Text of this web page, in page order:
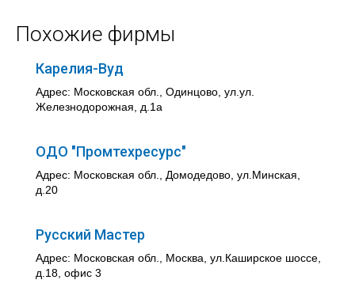
Похожие фирмы
Карелия-Вуд
Адрес: Московская обл., Одинцово, ул.ул.
Железнодорожная, д.1а
ОДО "Промтехресурс"
Адрес: Московская обл., Домодедово, ул.Минская,
д.20
Русский Мастер
Адрес: Московская обл., Москва, ул.Каширское шоссе,
д.18, офис 3